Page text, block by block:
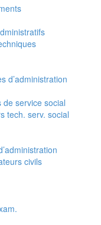
d’administration
de service social
tech. serv. social
civils